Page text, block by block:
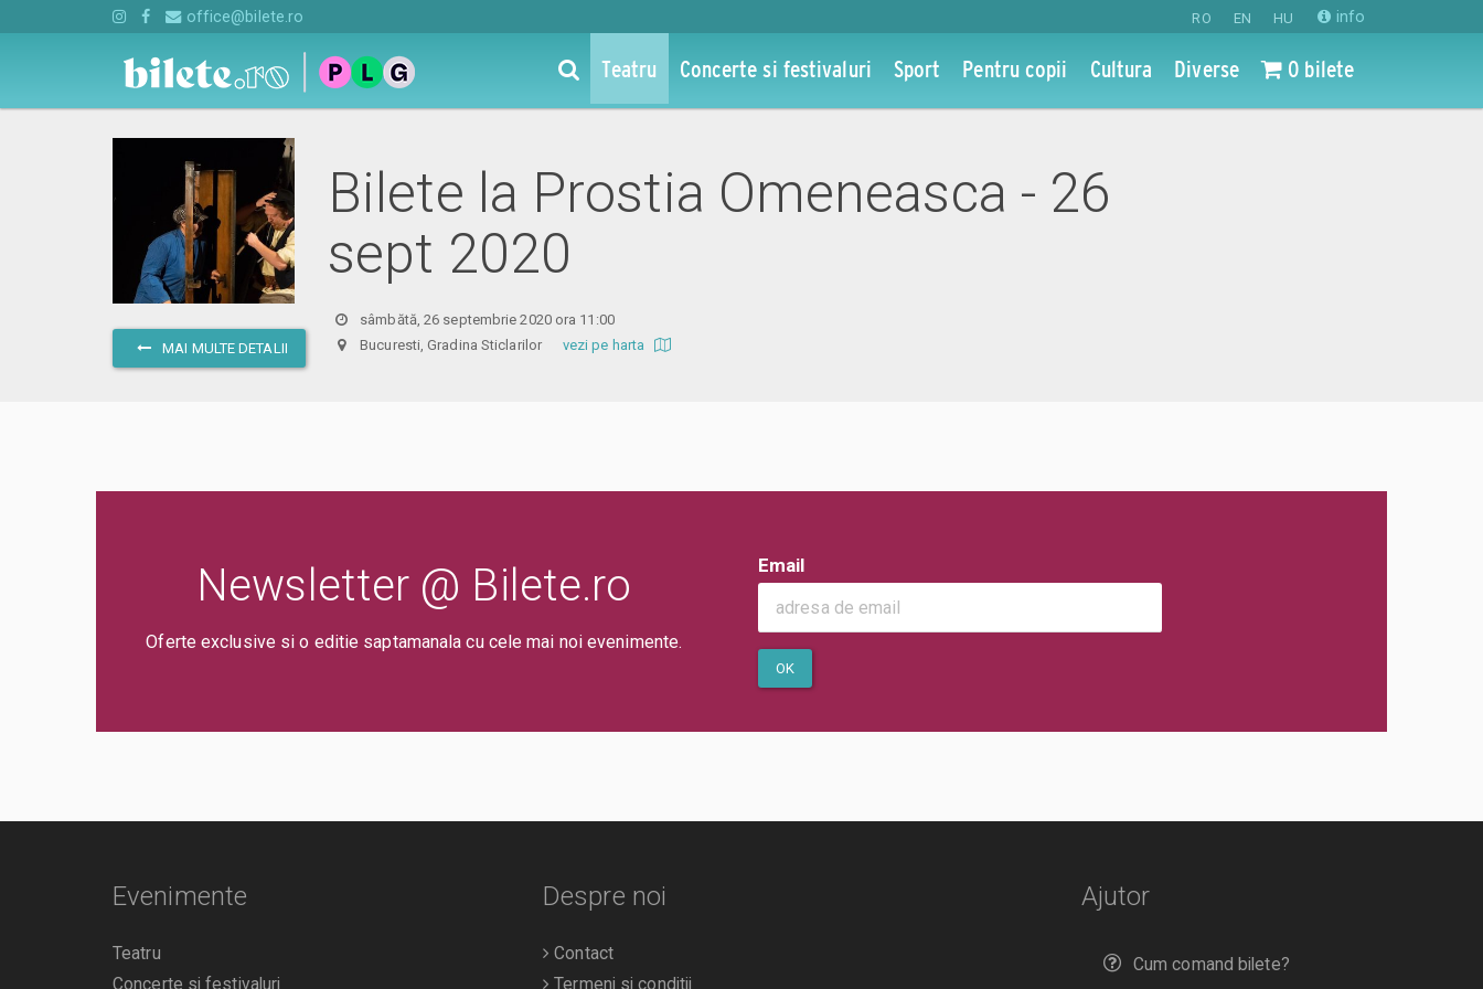
RO EN HU info
office@bilete.ro
Teatru Concerte si festivaluri Sport Pentru copii Cultura Diverse 0 bilete
MAI MULTE DETALII
Bilete la Prostia Omeneasca - 26
sept 2020
sâmbătă, 26 septembrie 2020 ora 11:00
Bucuresti, Gradina Sticlarilor vezi pe harta
Newsletter @ Bilete.ro
Oferte exclusive si o editie saptamanala cu cele mai noi evenimente.
Email
OK
Ajutor
Cum comand bilete?
Evenimente
Teatru
Concerte si festivaluri
Despre noi
Contact
Termeni si conditii